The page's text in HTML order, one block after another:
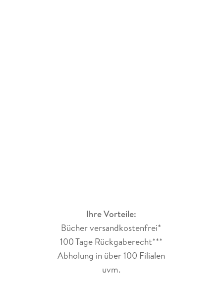
Ihre Vorteile:
Bücher versandkostenfrei*
100 Tage Rückgaberecht***
Abholung in über 100 Filialen
uvm.